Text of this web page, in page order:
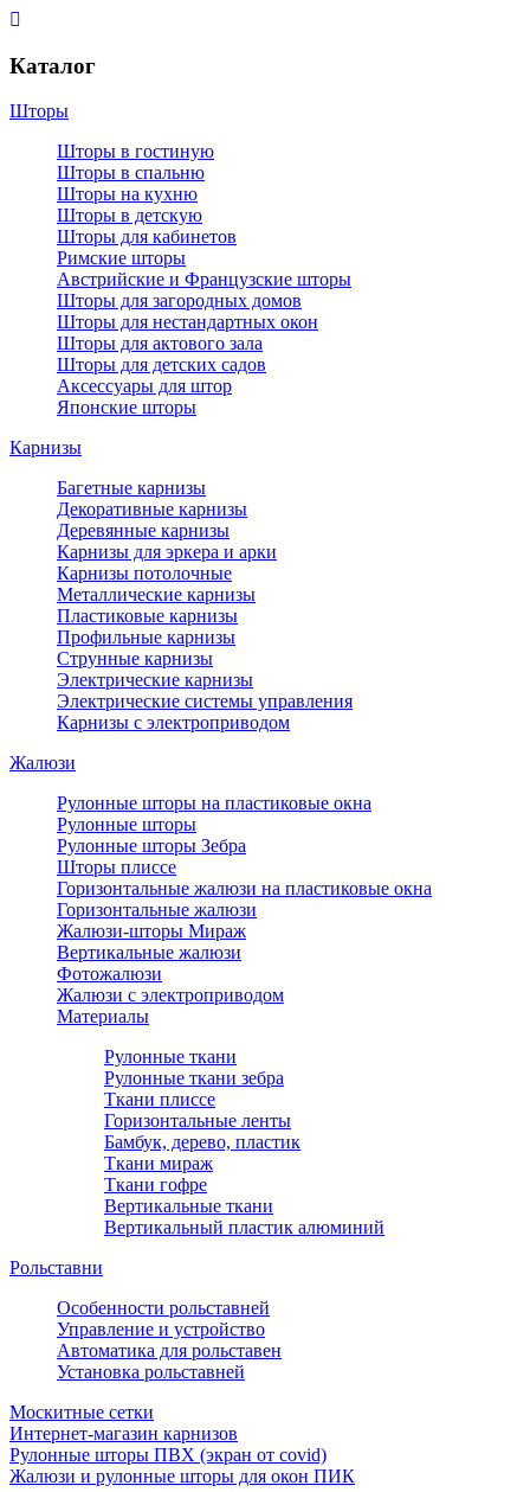
Каталог
Шторы
Шторы в гостиную
Шторы в спальню
Шторы на кухню
Шторы в детскую
Шторы для кабинетов
Римские шторы
Австрийские и Французские шторы
Шторы для загородных домов
Шторы для нестандартных окон
Шторы для актового зала
Шторы для детских садов
Аксессуары для штор
Японские шторы
Карнизы
Багетные карнизы
Декоративные карнизы
Деревянные карнизы
Карнизы для эркера и арки
Карнизы потолочные
Металлические карнизы
Пластиковые карнизы
Профильные карнизы
Струнные карнизы
Электрические карнизы
Электрические системы управления
Карнизы с электроприводом
Жалюзи
Рулонные шторы на пластиковые окна
Рулонные шторы
Рулонные шторы Зебра
Шторы плиссе
Горизонтальные жалюзи на пластиковые окна
Горизонтальные жалюзи
Жалюзи-шторы Мираж
Вертикальные жалюзи
Фотожалюзи
Жалюзи с электроприводом
Материалы
Рулонные ткани
Рулонные ткани зебра
Ткани плиссе
Горизонтальные ленты
Бамбук, дерево, пластик
Ткани мираж
Ткани гофре
Вертикальные ткани
Вертикальный пластик алюминий
Рольставни
Особенности рольставней
Управление и устройство
Автоматика для рольставен
Установка рольставней
Москитные сетки
Интернет-магазин карнизов
Рулонные шторы ПВХ (экран от covid)
Жалюзи и рулонные шторы для окон ПИК